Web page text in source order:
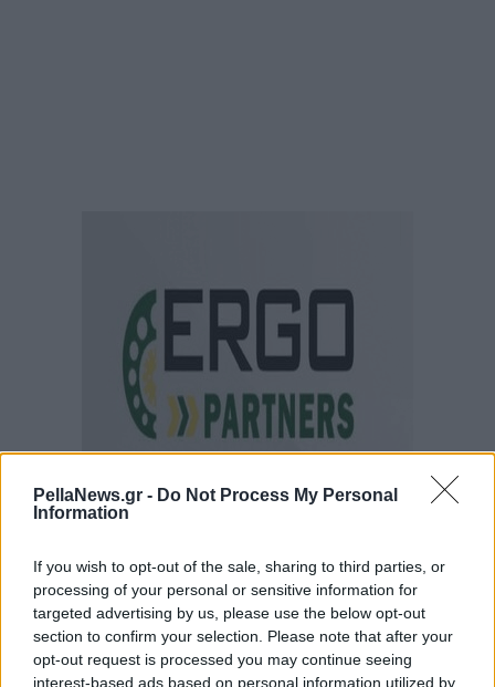
PellaNews.gr - Do Not Process My Personal
Information
If you wish to opt-out of the sale, sharing to third parties, or
processing of your personal or sensitive information for
targeted advertising by us, please use the below opt-out
section to confirm your selection. Please note that after your
opt-out request is processed you may continue seeing
interest-based ads based on personal information utilized by